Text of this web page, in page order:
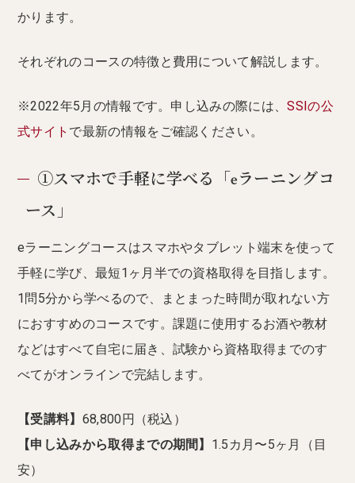
かります。
それぞれのコースの特徴と費用について解説します。
※2022年5月の情報です。申し込みの際には、SSIの公
式サイト で最新の情報をご確認ください。
①スマホで手軽に学べる「eラーニングコ
ース」
eラーニングコースはスマホやタブレット端末を使って
手軽に学び、最短1ヶ月半での資格取得を目指します。
1問5分から学べるので、まとまった時間が取れない方
におすすめのコースです。課題に使用するお酒や教材
などはすべて自宅に届き、試験から資格取得までのす
べてがオンラインで完結します。
【受講料】 68,800円（税込）
【申し込みから取得までの期間】 1.5カ月〜5ヶ月（目
安）